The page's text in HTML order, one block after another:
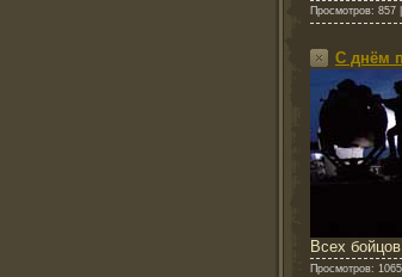
Просмотров: 857
С днём
Всех
Просмотров: 1065